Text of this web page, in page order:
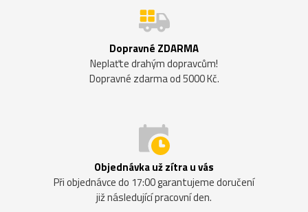
Dopravné ZDARMA
Neplaťte drahým dopravcům!
Dopravné zdarma od 5000 Kč.
Objednávka už zítra u vás
Při objednávce do 17:00 garantujeme doručení
již následující pracovní den.